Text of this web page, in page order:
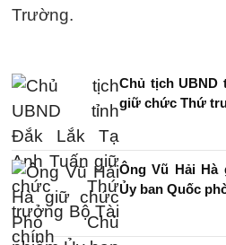
Trường.
Chủ tịch UBND
giữ chức Thứ
Ông Vũ Hải Hà
Ủy ban Quốc